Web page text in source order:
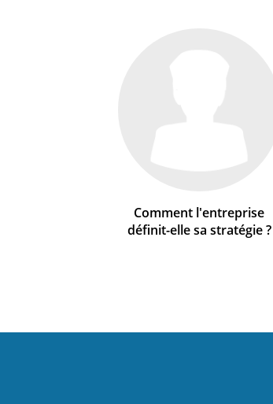
Comment l'entreprise
définit-elle sa stratégie ?